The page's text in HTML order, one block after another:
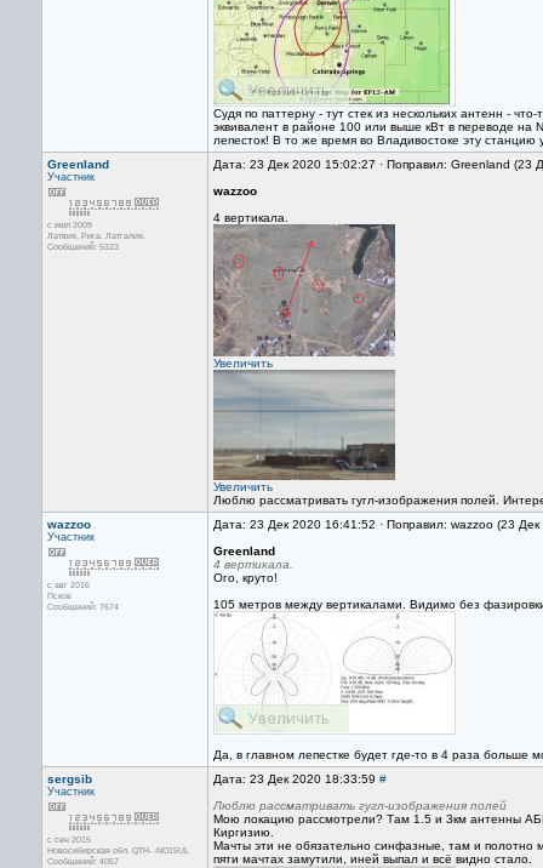
Судя по паттерну - тут стек из нескольких антенн -
эквивалент в районе 100 или выше кВт в переводе на
лепесток! В то же время во Владивостоке эту станцию
Greenland
Участник
с июл 2009
Латвия, Рига. Латгалия.
Сообщений: 5323
Дата: 23 Дек 2020 15:02:27 · Поправил: Greenland (23
wazzoo
4 вертикала.
Увеличить
Увеличить
Люблю рассматривать гугл-изображения полей.
wazzoo
Участник
с авг 2016
Псков
Сообщений: 7674
Дата: 23 Дек 2020 16:41:52 · Поправил: wazzoo (23
Greenland
4 вертикала.
Ого, круто!
105 метров между вертикалами. Видимо без
Да, в главном лепестке будет где-то в 4 раза больше
sergsib
Участник
с сен 2015
Новосибирская обл. QTH- -NO15UL
Сообщений: 4057
Дата: 23 Дек 2020 18:33:59 #
Люблю рассматривать гугл-изображения полей
Мою локацию рассмотрели? Там 1.5 и 3км антенны
Киргизию.
Мачты эти не обязательно синфазные, там и полотно
пяти мачтах замутили, иней выпал и всё видно стало.